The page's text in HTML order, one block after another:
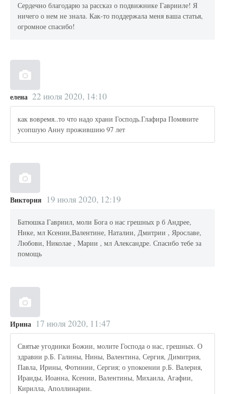
Сердечно благодарю за рассказ о подвижнике Гаврииле! Я
ничего о нем не знала. Как-то поддержала меня ваша статья,
огромное спасибо!
елена 22 июля 2020, 14:10
как вовремя..то что надо храни Господь.Глафира Помяните
усопшую Анну прожившию 97 лет
Виктория 19 июля 2020, 12:19
Батюшка Гавриил, моли Бога о нас грешных р б Андрее,
Нике, мл Ксении,Валентине, Наталии, Дмитрии , Ярославе,
Любови, Николае , Марии , мл Александре. Спасибо тебе за
помощь
Ирина 17 июля 2020, 11:47
Святые угодники Божии, молите Господа о нас, грешных. О
здравии р.Б. Галины, Нины, Валентина, Сергия, Димитрия,
Павла, Ирины, Фотинии, Сергия; о упокоении р.Б. Валерия,
Ираиды, Иоанна, Ксении, Валентины, Михаила, Агафии,
Кирилла, Аполлинарии.